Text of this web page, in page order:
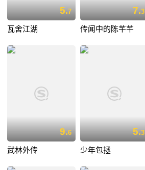
5.7
瓦舍江湖
7.3
传闻中的陈芊芊
9.6
武林外传
5.3
少年包拯